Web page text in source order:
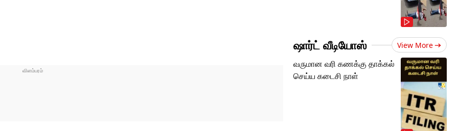
ஷார்ட் வீடியோஸ் View More
வருமான வரி கணக்கு தாக்கல்
செய்ய கடைசி நாள்